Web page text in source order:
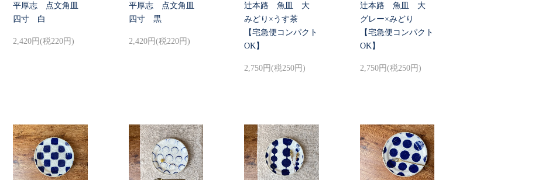
平厚志 点文角皿
四寸 白
2,420円(税220円)
平厚志 点文角皿
四寸 黒
2,420円(税220円)
辻本路 魚皿 大
みどり×うす茶
【宅急便コンパクト
OK】
2,750円(税250円)
辻本路 魚皿 大
グレー×みどり
【宅急便コンパクト
OK】
2,750円(税250円)